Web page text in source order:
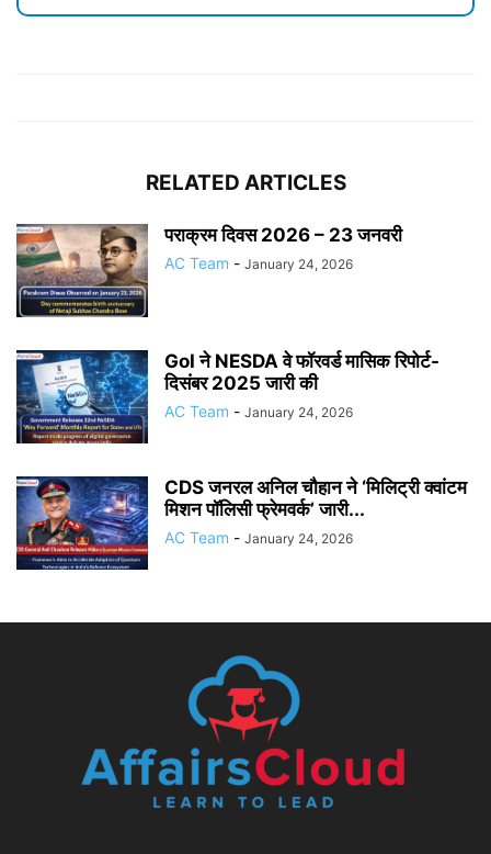
RELATED ARTICLES
पराक्रम दिवस 2026 – 23 जनवरी
AC Team - January 24, 2026
GoI ने NESDA वे फॉरवर्ड मासिक रिपोर्ट-
दिसंबर 2025 जारी की
AC Team - January 24, 2026
CDS जनरल अनिल चौहान ने ‘मिलिट्री क्वांटम
मिशन पॉलिसी फ्रेमवर्क’ जारी...
AC Team - January 24, 2026